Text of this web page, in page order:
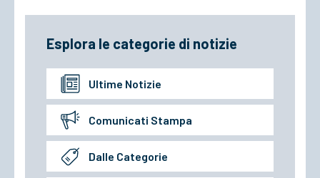
Esplora le categorie di notizie
Ultime Notizie
Comunicati Stampa
Dalle Categorie